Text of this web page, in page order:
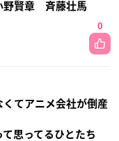
賢章 斉藤壮馬
0
てアニメ会社が倒産
思ってるひとたち